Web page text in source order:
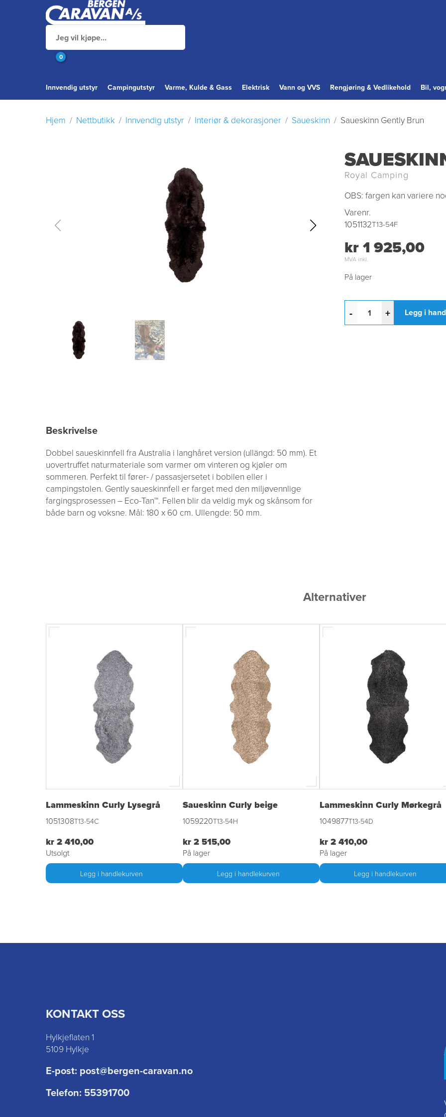
0
Innvendig utstyr Campingutstyr Varme, Kulde & Gass Elektrisk Vann og VVS Rengjøring & Vedlikehold Bil,
Hjem Nettbutikk Innvendig utstyr Interiør & dekorasjoner Saueskinn Saueskinn Gently Brun
Royal Camping
OBS: fargen kan variere
Varenr.
1051132T13-54F
kr 1 925,00
MVA inkl.
På lager
- + Legg i
Beskrivelse
Dobbel saueskinnfell fra Australia i langhåret version (ullängd: 50 mm). Et
uovertruffet naturmateriale som varmer om vinteren og kjøler om
sommeren. Perfekt til fører- / passasjersetet i bobilen eller i
campingstolen. Gently saueskinnfell er farget med den miljøvennlige
fargingsprosessen – Eco-Tan™. Fellen blir da veldig myk og skånsom for
både barn og voksne. Mål: 180 x 60 cm. Ullengde: 50 mm.
Alternativer
Lammeskinn Curly Lysegrå
1051308T13-54C
kr 2 410,00
Utsolgt
Legg i handlekurven
Saueskinn Curly beige
1059220T13-54H
kr 2 515,00
På lager
Legg i handlekurven
Lammeskinn Curly Mørkegrå
1049877T13-54D
kr 2 410,00
På lager
Legg i handlekurven
KONTAKT OSS
Hylkjeflaten 1
5109 Hylkje
E-post: post@bergen-caravan.no
Telefon: 55391700